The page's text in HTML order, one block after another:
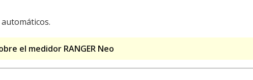
el medidor RANGER Neo